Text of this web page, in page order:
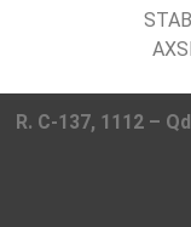
R. C-137, 1112 –